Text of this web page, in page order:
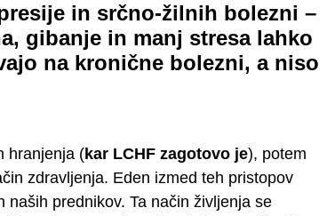
in srčno-žilnih bolezni –
gibanje in manj stresa lahko
na kronične bolezni, a niso
hranjenja (kar LCHF zagotovo je), potem
zdravljenja. Eden izmed teh pristopov
naših prednikov. Ta način življenja se